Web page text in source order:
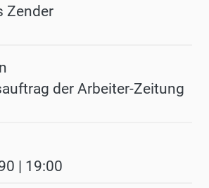
Zender
der Arbeiter-Zeitung
| 19:00